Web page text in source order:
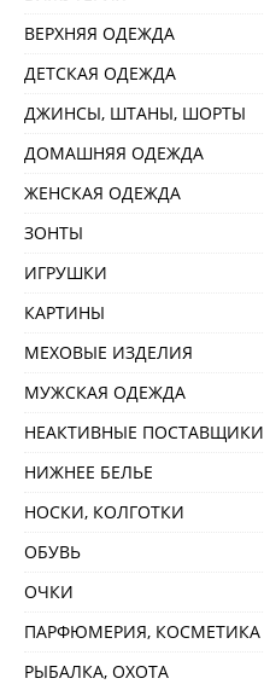
ВЕРХНЯЯ ОДЕЖДА
ДЕТСКАЯ ОДЕЖДА
ДЖИНСЫ, ШТАНЫ, ШОРТЫ
ДОМАШНЯЯ ОДЕЖДА
ЖЕНСКАЯ ОДЕЖДА
ЗОНТЫ
ИГРУШКИ
КАРТИНЫ
МЕХОВЫЕ ИЗДЕЛИЯ
МУЖСКАЯ ОДЕЖДА
НЕАКТИВНЫЕ ПОСТАВЩИКИ
НИЖНЕЕ БЕЛЬЕ
НОСКИ, КОЛГОТКИ
ОБУВЬ
ОЧКИ
ПАРФЮМЕРИЯ, КОСМЕТИКА
РЫБАЛКА, ОХОТА